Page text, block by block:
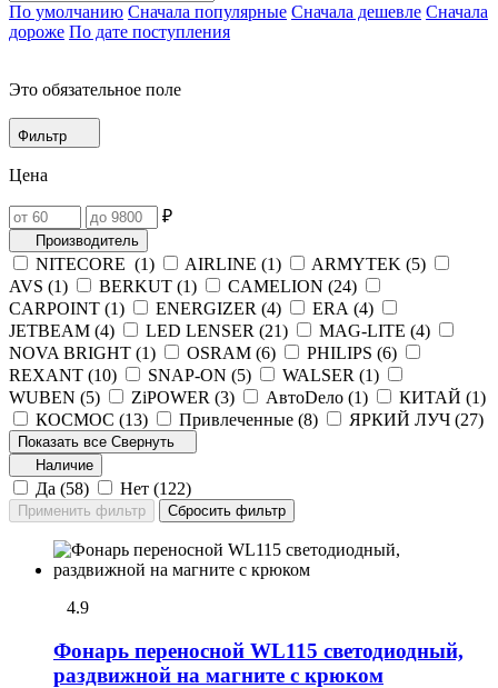
По умолчанию Сначала популярные Сначала дешевле Сначала
дороже По дате поступления
Это обязательное поле
Фильтр
Цена
₽
Производитель
NITECORE (1) AIRLINE (1) ARMYTEK (5)
AVS (1) BERKUT (1) CAMELION (24)
CARPOINT (1) ENERGIZER (4) ERA (4)
JETBEAM (4) LED LENSER (21) MAG-LITE (4)
NOVA BRIGHT (1) OSRAM (6) PHILIPS (6)
REXANT (10) SNAP-ON (5) WALSER (1)
WUBEN (5) ZiPOWER (3) АвтоDело (1) КИТАЙ (1)
КОСМОС (13) Привлеченные (8) ЯРКИЙ ЛУЧ (27)
Показать все Свернуть
Наличие
Да (58) Нет (122)
4.9
Фонарь переносной WL115 светодиодный,
раздвижной на магните с крюком